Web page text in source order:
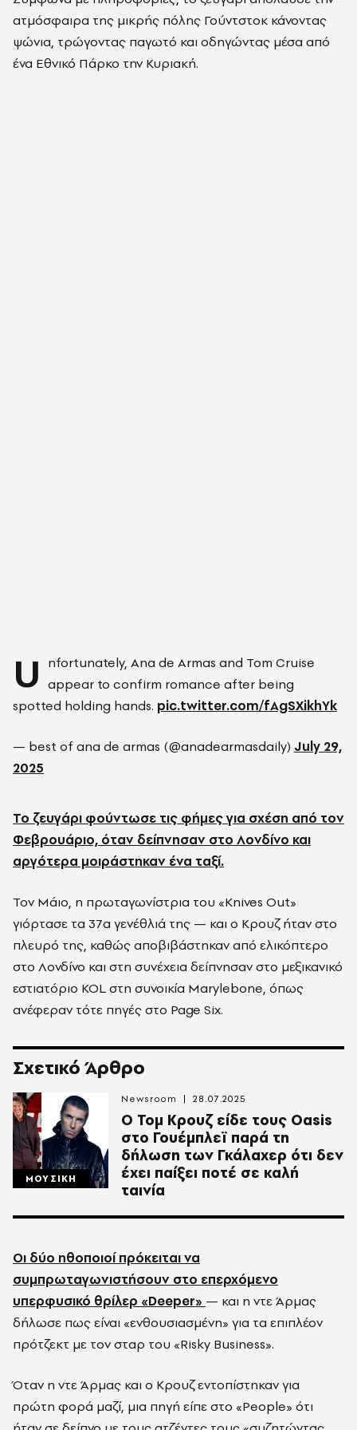
ατμόσφαιρα της μικρής πόλης Γούντστοκ κάνοντας
ψώνια, τρώγοντας παγωτό και οδηγώντας μέσα από
ένα Εθνικό Πάρκο την Κυριακή.
U nfortunately, Ana de Armas and Tom Cruise
appear to confirm romance after being
spotted holding hands. pic.twitter.com/fAgSXikhYk
— best of ana de armas (@anadearmasdaily) July 29,
2025
Το ζευγάρι φούντωσε τις φήμες για σχέση από τον
Φεβρουάριο, όταν δείπνησαν στο Λονδίνο και
αργότερα μοιράστηκαν ένα ταξί.
Τον Μάιο, η πρωταγωνίστρια του «Knives Out»
γιόρτασε τα 37α γενέθλιά της — και ο Κρουζ ήταν στο
πλευρό της, καθώς αποβιβάστηκαν από ελικόπτερο
στο Λονδίνο και στη συνέχεια δείπνησαν στο μεξικανικό
εστιατόριο KOL στη συνοικία Marylebone, όπως
ανέφεραν τότε πηγές στο Page Six.
Σχετικό Άρθρο
ΜΟΥΣΙΚΗ
Ο Τομ Κρουζ είδε τους Oasis
στο Γουέμπλεϊ παρά τη
δήλωση των Γκάλαχερ ότι δεν
έχει παίξει ποτέ σε καλή
ταινία
Newsroom 28.07.2025
Οι δύο ηθοποιοί πρόκειται να
συμπρωταγωνιστήσουν στο επερχόμενο
υπερφυσικό θρίλερ «Deeper» — και η ντε Άρμας
δήλωσε πως είναι «ενθουσιασμένη» για τα επιπλέον
πρότζεκτ με τον σταρ του «Risky Business».
Όταν η ντε Άρμας και ο Κρουζ εντοπίστηκαν για
πρώτη φορά μαζί, μια πηγή είπε στο «People» ότι